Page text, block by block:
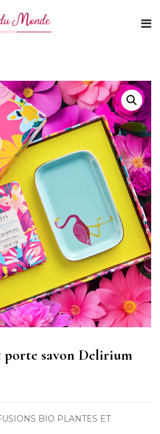
porte savon Delirium
BIO PLANTES ET